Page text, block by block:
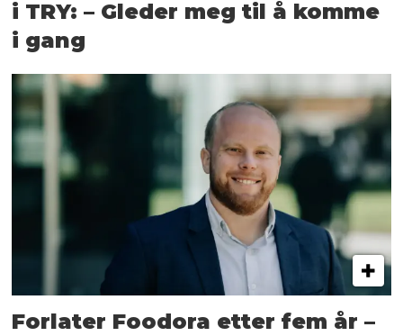
i TRY: – Gleder meg til å komme
i gang
Forlater Foodora etter fem år –